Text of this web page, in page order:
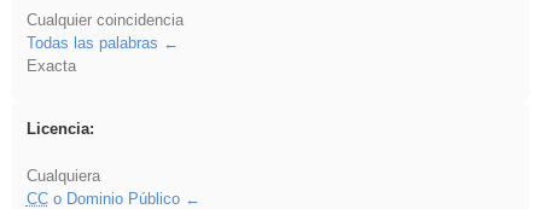
Cualquier coincidencia
Todas las palabras
Exacta
Licencia:
Cualquiera
CCo Dominio Público